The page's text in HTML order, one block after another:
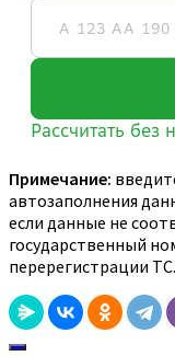
Примечание:
автозаполнения
если данные не
государственный
перерегистрации ТС.